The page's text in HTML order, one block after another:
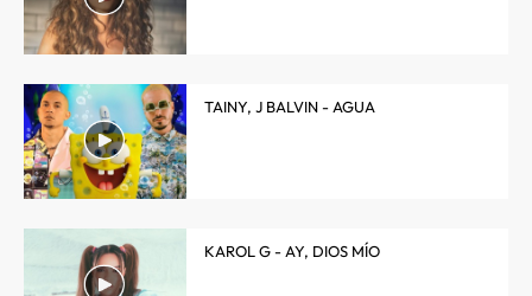
TAINY, J BALVIN - AGUA
KAROL G - AY, DIOS MÍO